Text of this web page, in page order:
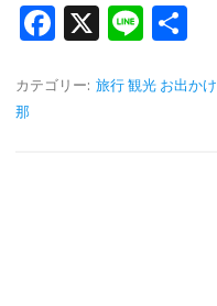
Fa
e
X
Li
e
カテゴリー: 旅行 観光 お出かけ
那